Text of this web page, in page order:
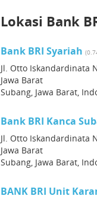
Lokasi Bank
Bank BRI Syariah
Jl. Otto Iskandardinata
Jawa Barat
Subang, Jawa Barat,
Bank BRI Kanca
Jl. Otto Iskandardinata
Jawa Barat
Subang, Jawa Barat,
BANK BRI Unit